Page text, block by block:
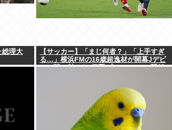
総理大
【サッカー】「まじ何者？」「上手すぎ
る…」横浜FMの16歳超逸材が開幕Jデビ
ュー戦で魅せた”衝撃プレー”にSNS騒然！